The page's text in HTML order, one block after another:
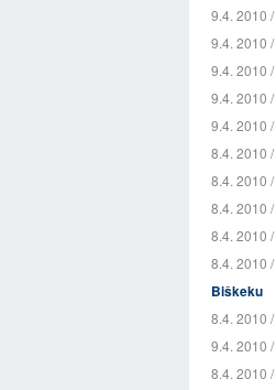
9.4. 2010 /
9.4. 2010 /
9.4. 2010 /
9.4. 2010 /
9.4. 2010 /
8.4. 2010 /
8.4. 2010 /
8.4. 2010 /
8.4. 2010 /
8.4. 2010 /
Biškeku
8.4. 2010 /
9.4. 2010 /
8.4. 2010 /